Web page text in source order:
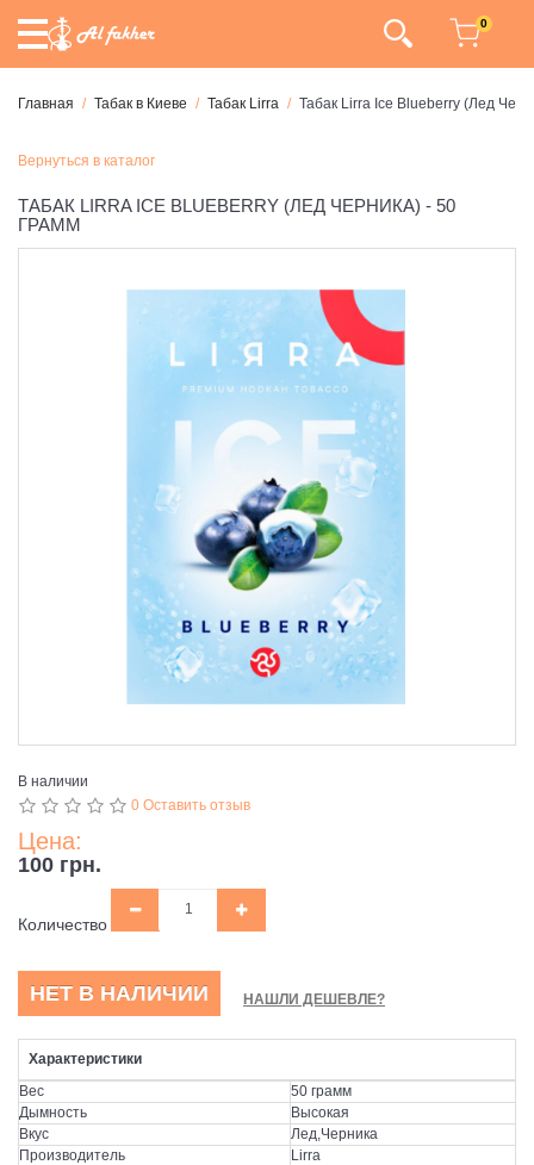
0
Главная Табак в Киеве Табак Lirra Табак Lirra Ice Blueberry (Лед
Вернуться в каталог
ТАБАК LIRRA ICE BLUEBERRY (ЛЕД ЧЕРНИКА) - 50
ГРАММ
В наличии
0 Оставить отзыв
Цена:
100 грн.
Количество
НЕТ В НАЛИЧИИ НАШЛИ ДЕШЕВЛЕ?
Характеристики
Вес
50 грамм
Дымность
Высокая
Вкус
Лед,Черника
Производитель
Lirra